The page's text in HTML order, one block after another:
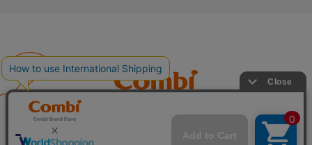
子育てに、イノベーションを。
ベビー用品のコンビ株式会社